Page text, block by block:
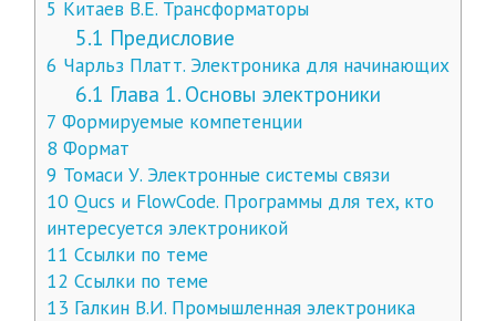
5 Китаев В.Е. Трансформаторы
5.1 Предисловие
6 Чарльз Платт. Электроника для начинающих
6.1 Глава 1. Основы электроники
7 Формируемые компетенции
8 Формат
9 Томаси У. Электронные системы связи
10Qucs и FlowCode. Программы для тех, кто
интересуется электроникой
11 Ссылки по теме
12 Ссылки по теме
13 Галкин В.И. Промышленная электроника